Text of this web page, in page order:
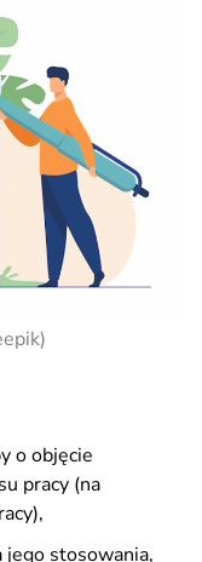
o objęcie
pracy (na
jego stosowania,